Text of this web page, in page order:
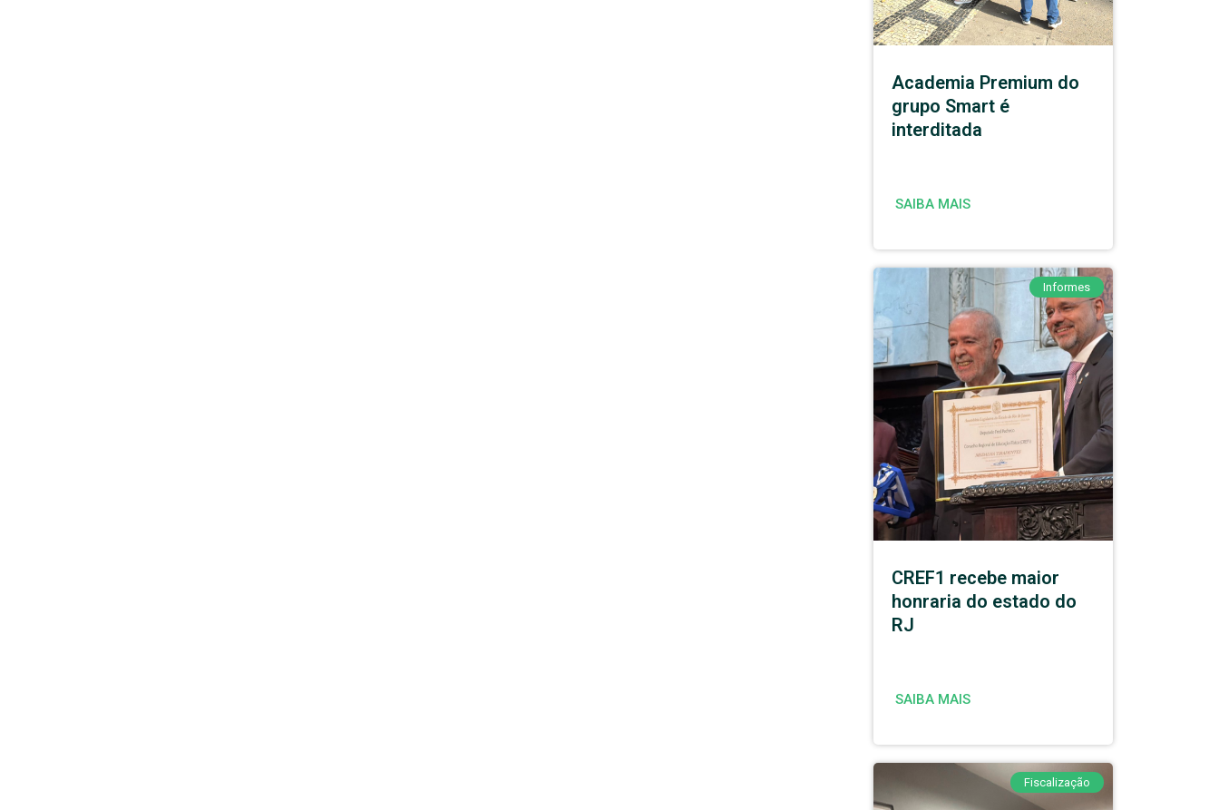
Academia Premium do
grupo Smart é
interditada
SAIBA MAIS
Informes
CREF1 recebe maior
honraria do estado do
RJ
SAIBA MAIS
Fiscalização